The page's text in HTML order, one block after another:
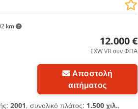
km
12.000 €
EXW VB συν ΦΠΑ
Αποστολή
αιτήματος
2001, συνολικό πλάτος: 1.500 χιλ.,